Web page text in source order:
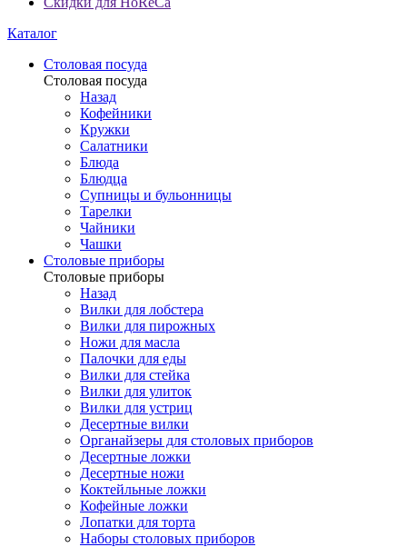
Каталог
Столовая посуда
Столовая посуда
Назад
Кофейники
Кружки
Салатники
Блюда
Блюдца
Супницы и бульонницы
Тарелки
Чайники
Чашки
Cтоловые приборы
Cтоловые приборы
Назад
Вилки для лобстера
Вилки для пирожных
Ножи для масла
Палочки для еды
Вилки для стейка
Вилки для улиток
Вилки для устриц
Десертные вилки
Органайзеры для столовых приборов
Десертные ложки
Десертные ножи
Коктейльные ложки
Кофейные ложки
Лопатки для торта
Наборы столовых приборов